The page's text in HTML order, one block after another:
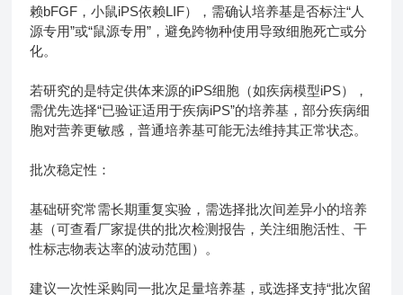
赖bFGF，小鼠iPS依赖LIF），需确认培养基是否标注“人
源专用”或“鼠源专用”，避免跨物种使用导致细胞死亡或分
化。
若研究的是特定供体来源的iPS细胞（如疾病模型iPS），
需优先选择“已验证适用于疾病iPS”的培养基，部分疾病细
胞对营养更敏感，普通培养基可能无法维持其正常状态。
批次稳定性：
基础研究常需长期重复实验，需选择批次间差异小的培养
基（可查看厂家提供的批次检测报告，关注细胞活性、干
性标志物表达率的波动范围）。
建议一次性采购同一批次足量培养基，或选择支持“批次留